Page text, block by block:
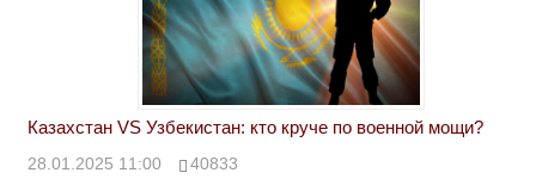
Казахстан VS Узбекистан: кто круче по военной мощи?
28.01.2025 11:00 40833